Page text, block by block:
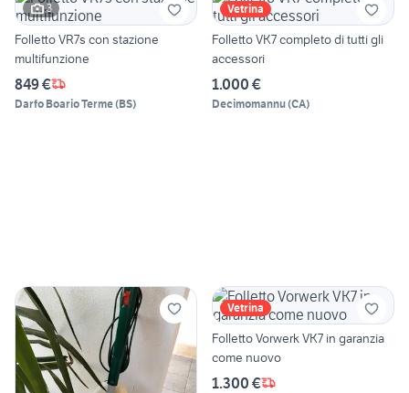
3
Folletto VR7s con stazione
multifunzione
849 €
Darfo Boario Terme(BS)
Vetrina
Folletto VK7 completo di tutti gli
accessori
1.000 €
Decimomannu(CA)
Vetrina
Folletto Vorwerk VK7 in garanzia
come nuovo
1.300 €